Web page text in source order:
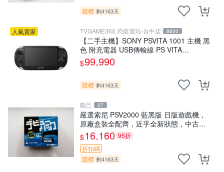
競標 剩4163天
人氣賣家 TVGAME360 恐龍電玩-台中店 8650
【二手主機】SONY PSVITA 1001 主機 黑
色 附充電器 USB傳輸線 PS VITA
PSV【台中恐龍電玩】
$99,990
競標 剩4163天
觀己 27
嚴選索尼 PSV2000 藍黑版 日版遊戲機，
原廠盒裝全配齊，近乎全新狀態，中古精
品值得收藏 PSV2000 日版 游戲機 紅包裝
$16,160 95折
折扣碼
競標 剩4163天